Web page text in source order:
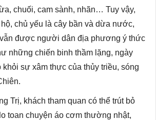
chuối, cam sành, nhãn… Tuy vậy,
chủ yếu là cây bần và dừa nước,
được người dân địa phương ý thức
những chiến binh thầm lặng, ngày
khỏi sự xâm thực của thủy triều, sóng
Trị, khách tham quan có thể trút bỏ
toan chuyện áo cơm thường nhật,